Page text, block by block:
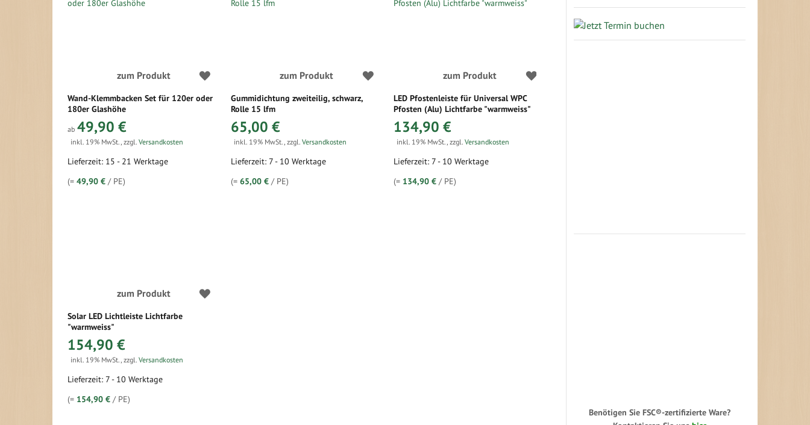
zum Produkt
Wand-Klemmbacken Set für 120er oder
180er Glashöhe
ab 49,90 €
inkl. 19% MwSt., zzgl. Versandkosten
Lieferzeit: 15 - 21 Werktage
(= 49,90 € / PE)
zum Produkt
Gummidichtung zweiteilig, schwarz,
Rolle 15 lfm
65,00 €
inkl. 19% MwSt., zzgl. Versandkosten
Lieferzeit: 7 - 10 Werktage
(= 65,00 €/ PE)
zum Produkt
LED Pfostenleiste für Universal WPC
Pfosten (Alu) Lichtfarbe "warmweiss"
134,90 €
inkl. 19% MwSt.,zzgl.Versandkosten
Lieferzeit: 7 - 10 Werktage
(= 134,90 € / PE)
zum Produkt
Solar LED Lichtleiste Lichtfarbe
"warmweiss"
154,90 €
inkl. 19% MwSt., zzgl. Versandkosten
Lieferzeit: 7 - 10 Werktage
(= 154,90 € / PE)
Benötigen Sie FSC®-zertifizierte Ware?